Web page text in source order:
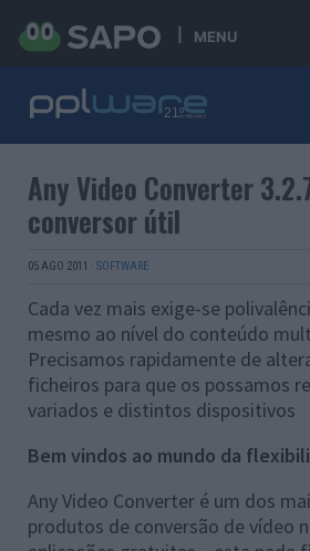
MENU
Any Video Converter
conversor útil
05 AGO 2011 · SOFTWARE
Cada vez mais exige-se
mesmo ao nível do conteúdo
Precisamos rapidamente de
ficheiros para que os possamos
variados e distintos dispositivos
Bem vindos ao mundo da
Any Video Converter é um dos
produtos de conversão de vídeo